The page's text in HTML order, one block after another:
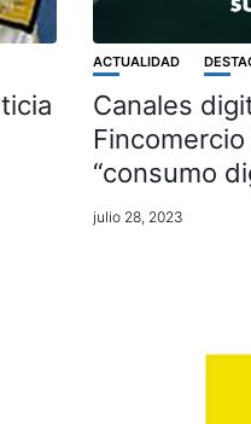
ACTUALIDAD
Canales
“consumo
julio 28, 2023